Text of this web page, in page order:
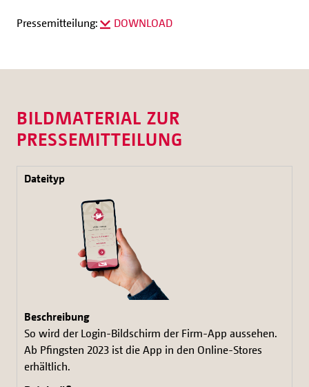
Pressemitteilung: DOWNLOAD
BILDMATERIAL ZUR
PRESSEMITTEILUNG
So wird der Login-Bildschirm der Firm-App aussehen.
Ab Pfingsten 2023 ist die App in den Online-Stores
erhältlich.